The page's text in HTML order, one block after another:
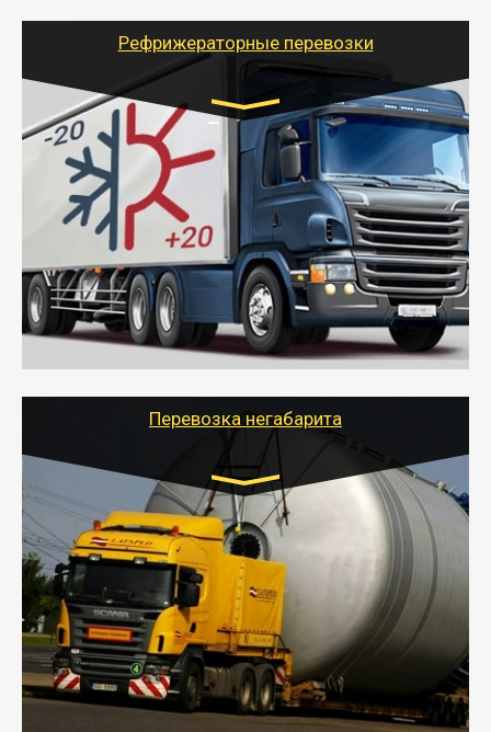
для погрузочно-разгрузочных работ при перевозке.
Рефрижераторные перевозки
Транспорт:
Газель (1,5 и 3 тонны), Бычок, Еврофура от 5 до
10 тонн
от 6000 руб.
- Рефрижераторные перевозки грузов с
соблюдением температурного режима, работающим
термописцем, санитарной обработкой кузова и мед.
книжкой у водителя.
- Тайгер Логистик поможет быстро перевезти
скоропортящиеся продукты в любой город России с
Перевозка негабарита
Цена за км. Рассчитывается
индивидуально
- Перевозка техники и негабаритных грузов
осуществляется после получения разрешения на
перевозку (обычно 7-14 дней).
- Тайгер Логистик в короткие сроки поможет вам
качественно и безопасно перевезти негабаритные
грузы по всей России тралом, манипулятором и
другим транспортом и подобрать оптимальный